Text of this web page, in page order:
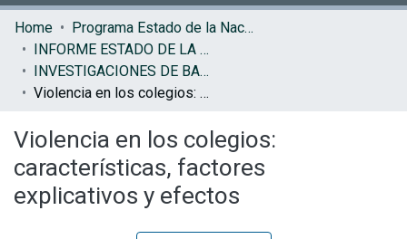
Communities & Collections
Browse DSpace
Statistics
Home
Programa Estado de la Nación (PEN)
INFORME ESTADO DE LA EDUCACION
INVESTIGACIONES DE BASE EE
Violencia en los colegios: características, factores explicativos y efectos
Violencia en los colegios:
características, factores
explicativos y efectos